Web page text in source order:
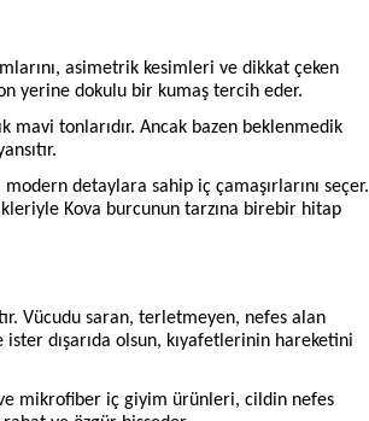
asimetrik kesimleri ve dikkat çeken
yerine dokulu bir kumaş tercih eder.
mavi tonlarıdır. Ancak bazen beklenmedik
detaylara sahip iç çamaşırlarını seçer.
Kova burcunun tarzına birebir hitap
Vücudu saran, terletmeyen, nefes alan
dışarıda olsun, kıyafetlerinin hareketini
mikrofiber iç giyim ürünleri, cildin nefes